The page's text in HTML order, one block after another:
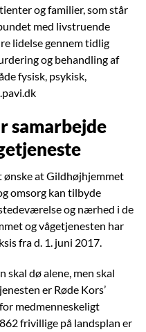
og familier, som står
med livstruende
lidelse gennem tidlig
og behandling af
fysisk, psykisk,
samarbejde
at Gildhøjhjemmet
omsorg kan tilbyde
og nærhed i de
og vågetjenesten har
fra d. 1. juni 2017.
skal dø alene, men skal
er Røde Kors’
medmenneskeligt
frivillige på landsplan er